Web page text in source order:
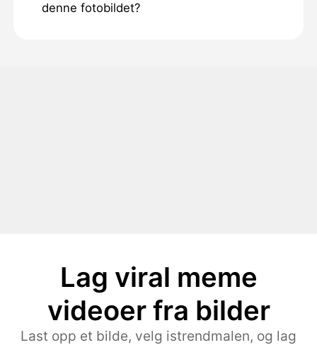
denne fotobildet?
Lag viral meme
videoer fra bilder
Last opp et bilde, velg istrendmalen, og lag